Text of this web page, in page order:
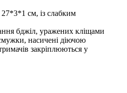
см, із слабким
бджіл, уражених кліщами
насичені діючою
закріплюються у